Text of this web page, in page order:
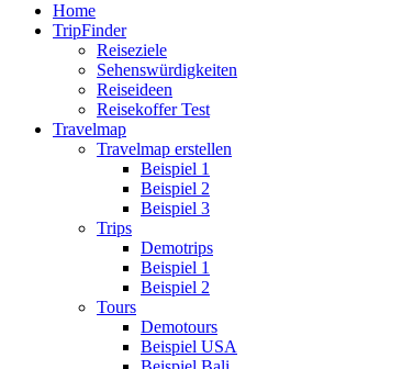
Home
TripFinder
Reiseziele
Sehenswürdigkeiten
Reiseideen
Reisekoffer Test
Travelmap
Travelmap erstellen
Beispiel 1
Beispiel 2
Beispiel 3
Trips
Demotrips
Beispiel 1
Beispiel 2
Tours
Demotours
Beispiel USA